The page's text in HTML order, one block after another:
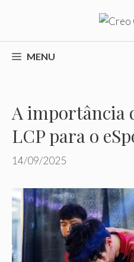
o
conteúdoMENU
A importância
LCP para o
14/09/2025